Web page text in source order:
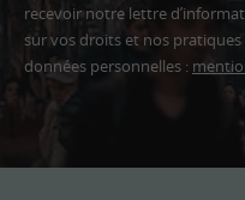
recevoir notre lettre
sur vos droits et nos
données personnelles :